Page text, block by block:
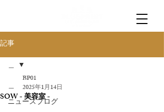
記事
＿
ニュースブログ
＿
SOW - 美容室 -
BP01
2025年1月14日